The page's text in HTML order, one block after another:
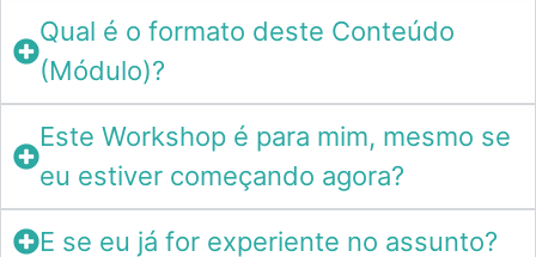
Qual é o formato deste Conteúdo
(Módulo)?
Este Workshop é para mim, mesmo se
eu estiver começando agora?
E se eu já for experiente no assunto?